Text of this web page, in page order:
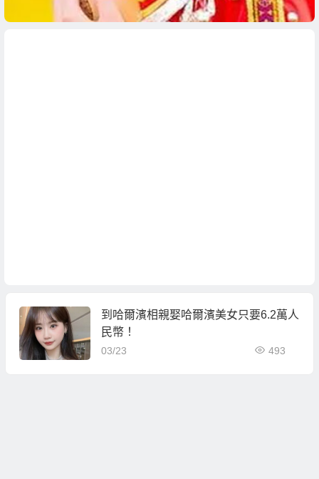
到哈爾濱相親娶哈爾濱美女只要6.2萬人
民幣！
03/23 493